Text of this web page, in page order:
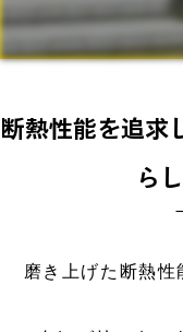
断熱性能を追求
ら
磨き上げた断熱